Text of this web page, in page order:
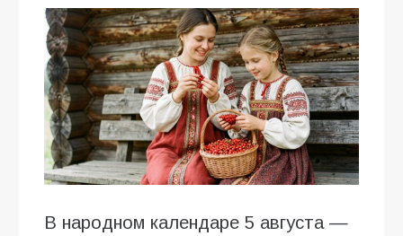
В народном календаре 5 августа —